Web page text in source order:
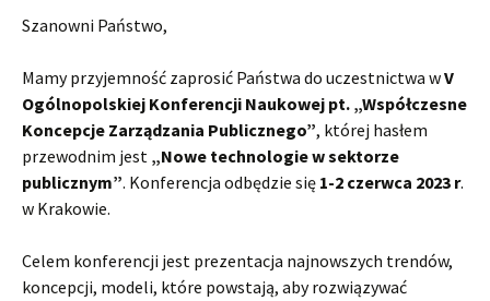
Szanowni Państwo,
Mamy przyjemność zaprosić Państwa do uczestnictwa wV
Ogólnopolskiej Konferencji Naukowej pt. „Współczesne
Koncepcje Zarządzania Publicznego”, której hasłem
przewodnim jest „Nowe technologie w sektorze
publicznym”. Konferencja odbędzie się 1-2 czerwca 2023 r.
w Krakowie.
Celem konferencji jest prezentacja najnowszych trendów,
koncepcji, modeli, które powstają, aby rozwiązywać